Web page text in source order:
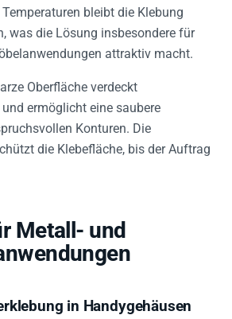
bleibt die Klebung
was die Lösung insbesondere für
attraktiv macht.
Oberfläche verdeckt
ermöglicht eine saubere
Konturen. Die
die Klebefläche, bis der Auftrag
Metall- und
in Handygehäusen